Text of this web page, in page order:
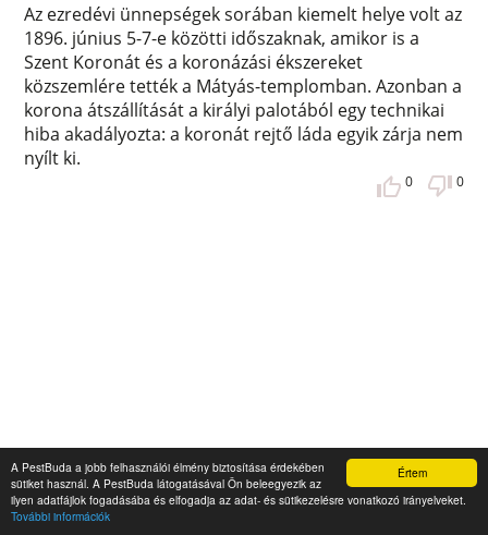
Értem
A PestBuda a jobb felhasználói élmény biztosítása érdekében
sütiket használ. A PestBuda látogatásával Ön beleegyezik az
ilyen adatfájlok fogadásába és elfogadja az adat- és sütikezelésre vonatkozó irányelveket.
További információk
Az ezredévi ünnepségek sorában kiemelt helye volt az
1896. június 5-7-e közötti időszaknak, amikor is a
Szent Koronát és a koronázási ékszereket
közszemlére tették a Mátyás-templomban. Azonban a
korona átszállítását a királyi palotából egy technikai
hiba akadályozta: a koronát rejtő láda egyik zárja nem
nyílt ki.
0 0
Léghajóval az Ezredéves Kiállítás fölé